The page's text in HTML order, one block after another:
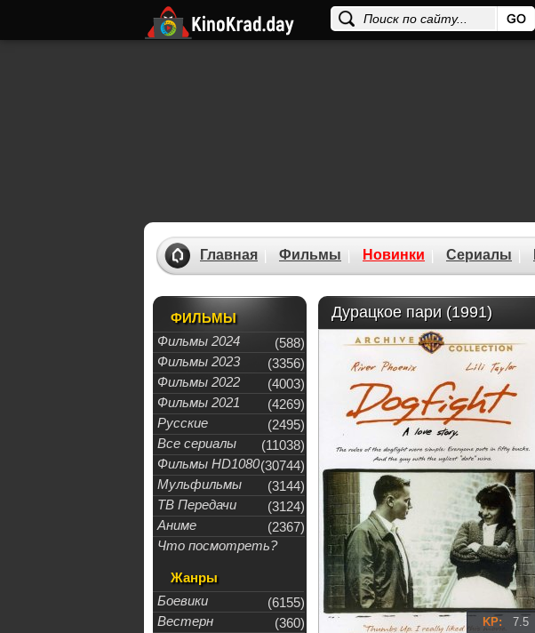
Главная Фильмы Новинки Сериалы
ФИЛЬМЫ
Фильмы 2024
(588)
Фильмы 2023
(3356)
Фильмы 2022
(4003)
Фильмы 2021
(4269)
Русские
(2495)
Все сериалы
(11038)
Фильмы HD1080(30744)
Мульфильмы
(3144)
ТВ Передачи
(3124)
Аниме
(2367)
Что посмотреть?
Жанры
Боевики
(6155)
Вестерн
(360)
Дурацкое пари (1991)
KP: 7.5